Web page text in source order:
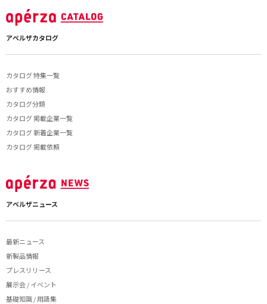
アペルザカタログ
カタログ 特集一覧
おすすめ情報
カタログ分類
カタログ 掲載企業一覧
カタログ 新着企業一覧
カタログ 掲載依頼
アペルザニュース
最新ニュース
新製品情報
プレスリリース
展示会 / イベント
基礎知識 / 用語集